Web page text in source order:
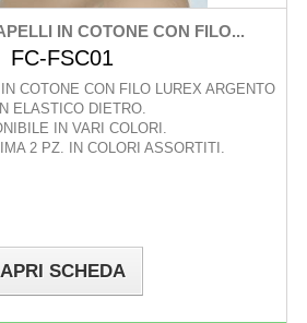
IN COTONE CON FILO...
FC-FSC01
COTONE CON FILO LUREX ARGENTO
ELASTICO DIETRO.
IN VARI COLORI.
2 PZ. IN COLORI ASSORTITI.
APRI SCHEDA